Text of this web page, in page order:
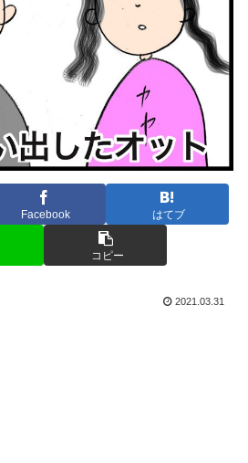
Facebook はてブ
コピー
2021.03.31